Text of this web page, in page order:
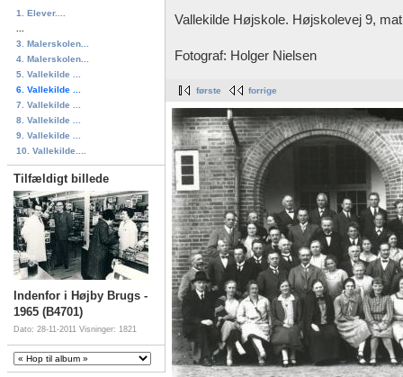
1. Elever....
3. Malerskolen...
4. Malerskolen...
5. Vallekilde ...
6. Vallekilde ...
7. Vallekilde ...
8. Vallekilde ...
9. Vallekilde ...
10. Vallekilde....
Tilfældigt billede
Indenfor i Højby Brugs -
1965 (B4701)
Dato: 28-11-2011 Visninger: 1821
Vallekilde Højskole. Højskolevej 9,
Fotograf: Holger Nielsen
første forrige